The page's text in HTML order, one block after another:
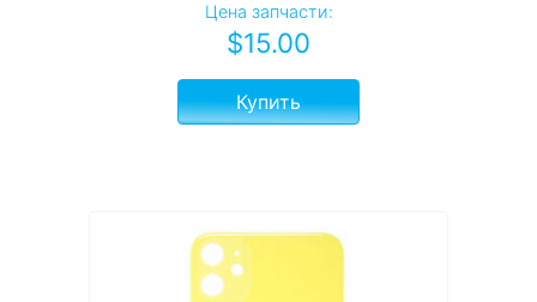
Цена запчасти:
$15.00
Купить